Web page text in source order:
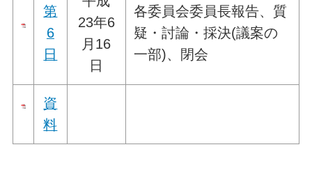
第
6
日
23年6
月16
日
各委員会委員長報告、質
疑・討論・採決(議案の
一部)、閉会
資
料